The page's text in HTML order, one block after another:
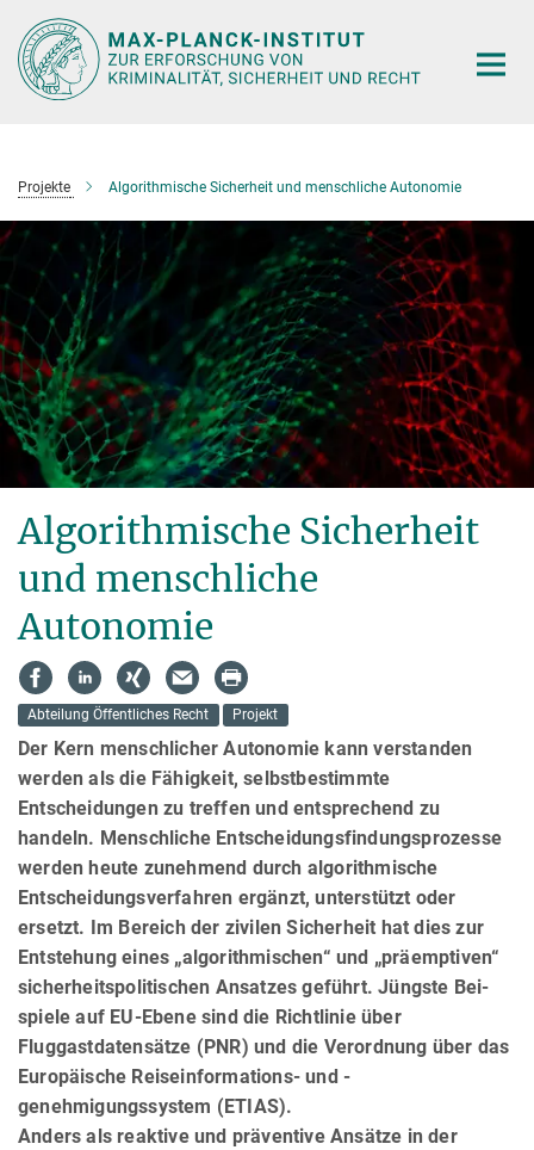
Hauptinhalt
Projekte Algorithmische Sicherheit und menschliche Autonomie
Algorithmische Sicherheit
und mensch­liche
Autonomie
Abteilung Öffentliches Recht Projekt
Der Kern menschlicher Autonomie kann verstanden
werden als die Fähigkeit, selbstbestimmte
Entscheidungen zu treffen und ent­sprechend zu
handeln. Menschliche Entscheidungs­fin­dungs­prozesse
werden heute zunehmend durch algorithmische
Entscheidungsverfahren er­gänzt, unterstützt oder
ersetzt. Im Bereich der zivilen Sicherheit hat dies zur
Entstehung eines „algorithmischen“ und „präemptiven“
sicherheitspolitischen Ansatzes geführt. Jüngste Bei­
spiele auf EU-Ebene sind die Richtlinie über
Fluggastdatensätze (PNR) und die Verordnung über das
Europäische Reiseinformations- und -
genehmigungssystem (ETIAS).
Anders als reaktive und präventive Ansätze in der